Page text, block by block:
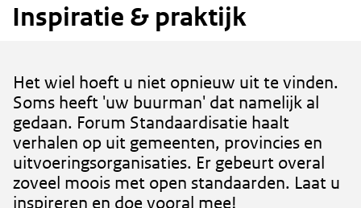
Inspiratie & praktijk
Het wiel hoeft u niet opnieuw uit te vinden.
Soms heeft 'uw buurman' dat namelijk al
gedaan. Forum Standaardisatie haalt
verhalen op uit gemeenten, provincies en
uitvoeringsorganisaties. Er gebeurt overal
zoveel moois met open standaarden. Laat u
inspireren en doe vooral mee!